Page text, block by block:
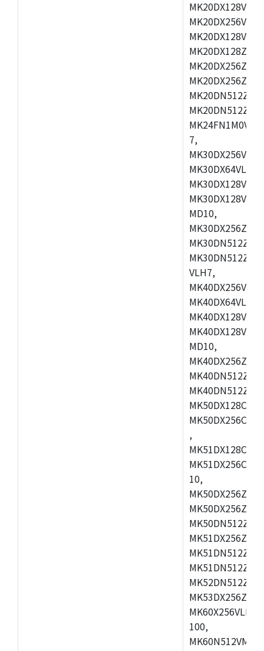
7,
MD10,
VLH7,
MD10,
,
10,
100,